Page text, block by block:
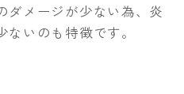
ダメージが少ない為、炎
いのも特徴です。